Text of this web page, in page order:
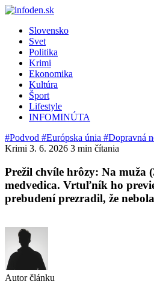
Slovensko
Svet
Politika
Krimi
Ekonomika
Kultúra
Šport
Lifestyle
INFOMINÚTA
#Podvod #Európska únia #Dopravná
Krimi 3. 6. 2026 3 min čítania
Prežil chvíle hrôzy: Na muža
medvedica. Vrtuľník ho
prebudení prezradil, že
Autor článku